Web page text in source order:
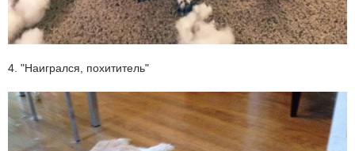
4. "Наигрался, похититель"